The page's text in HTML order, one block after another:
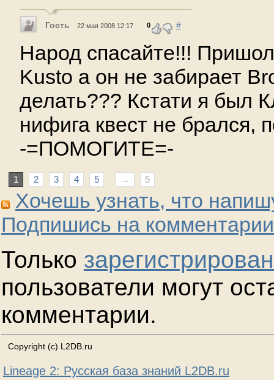
Гость 22 мая 2008 12:17 0 #
Народ спасайте!!!
Kusto а он не забирает
делать??? Кстати я был
нифига квест не брался,
-=ПОМОГИТЕ=-
1 2 3 4 5 → 5
Хочешь узнать, что
Подпишись на
Только
пользователи могут
комментарии.
Copyright (c) L2DB.ru
Lineage 2: Русская база знаний L2DB.ru